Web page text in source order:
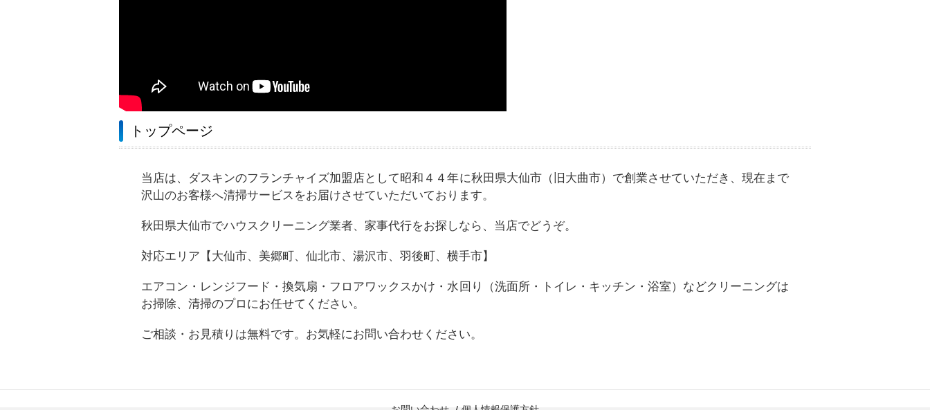
トップページ
当店は、ダスキンのフランチャイズ加盟店として昭和４４年に秋田県大仙市（旧大曲市）で創業させていただき、現在まで
沢山のお客様へ清掃サービスをお届けさせていただいております。
秋田県大仙市でハウスクリーニング業者、家事代行をお探しなら、当店でどうぞ。
対応エリア【大仙市、美郷町、仙北市、湯沢市、羽後町、横手市】
エアコン・レンジフード・換気扇・フロアワックスかけ・水回り（洗面所・トイレ・キッチン・浴室）などクリーニングは
お掃除、清掃のプロにお任せてください。
ご相談・お見積りは無料です。お気軽にお問い合わせください。